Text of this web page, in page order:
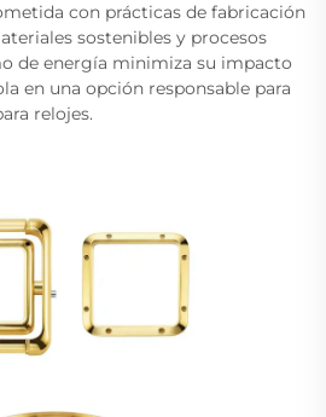
con prácticas de fabricación
sostenibles y procesos
de energía minimiza su impacto
en una opción responsable para
relojes.